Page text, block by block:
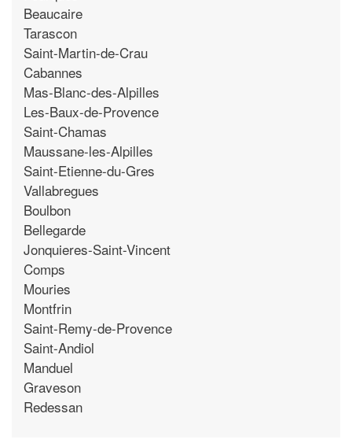
Beaucaire
Tarascon
Saint-Martin-de-Crau
Cabannes
Mas-Blanc-des-Alpilles
Les-Baux-de-Provence
Saint-Chamas
Maussane-les-Alpilles
Saint-Etienne-du-Gres
Vallabregues
Boulbon
Bellegarde
Jonquieres-Saint-Vincent
Comps
Mouries
Montfrin
Saint-Remy-de-Provence
Saint-Andiol
Manduel
Graveson
Redessan